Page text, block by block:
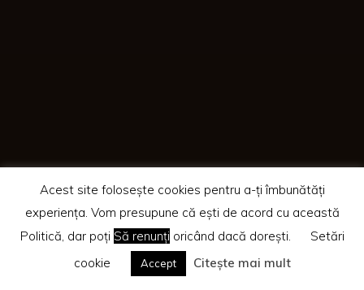
HomeSuperBlog
Acest site folosește cookies pentru a-ți îmbunătăți
experiența. Vom presupune că ești de acord cu această
Politică, dar poți Să renunți oricând dacă dorești.
Setări
cookie
Accept Citește mai mult